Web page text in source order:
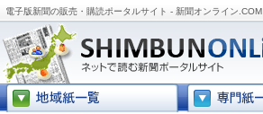
電子版新聞の販売・購読ポータルサイト - 新聞オンライン.COM